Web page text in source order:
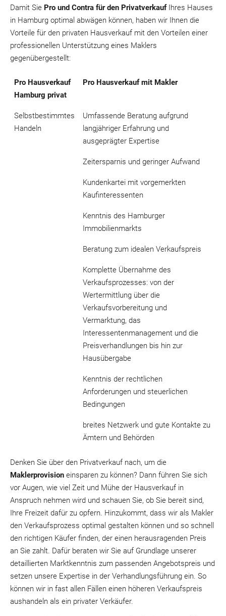
Damit Sie Pro und Contra für den PrivatverkaufIhres Hauses
in Hamburg optimal abwägen können, haben wir Ihnen die
Vorteile für den privaten Hausverkauf mit den Vorteilen einer
professionellen Unterstützung eines Maklers
gegenübergestellt:
Pro Hausverkauf
Hamburg privat
Pro Hausverkauf mit Makler
Selbstbestimmtes
Handeln
Umfassende Beratung aufgrund
langjähriger Erfahrung und
ausgeprägter Expertise
Zeitersparnis und geringer Aufwand
Kundenkartei mit vorgemerkten
Kaufinteressenten
Kenntnis des Hamburger
Immobilienmarkts
Beratung zum idealen Verkaufspreis
Komplette Übernahme des
Verkaufsprozesses: von der
Wertermittlung über die
Verkaufsvorbereitung und
Vermarktung, das
Interessentenmanagement und die
Preisverhandlungen bis hin zur
Hausübergabe
Kenntnis der rechtlichen
Anforderungen und steuerlichen
Bedingungen
breites Netzwerk und gute Kontakte zu
Ämtern und Behörden
Denken Sie über den Privatverkauf nach, um die
Maklerprovision einsparen zu können? Dann führen Sie sich
vor Augen, wie viel Zeit und Mühe der Hausverkauf in
Anspruch nehmen wird und schauen Sie, ob Sie bereit sind,
Ihre Freizeit dafür zu opfern. Hinzukommt, dass wir als Makler
den Verkaufsprozess optimal gestalten können und so schnell
den richtigen Käufer finden, der einen herausragenden Preis
an Sie zahlt. Dafür beraten wir Sie auf Grundlage unserer
detaillierten Marktkenntnis zum passenden Angebotspreis und
setzen unsere Expertise in der Verhandlungsführung ein. So
können wir in fast allen Fällen einen höheren Verkaufspreis
aushandeln als ein privater Verkäufer.